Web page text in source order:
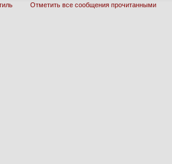
Отметить все сообщения прочитанными